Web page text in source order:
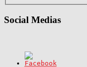
Social Medias